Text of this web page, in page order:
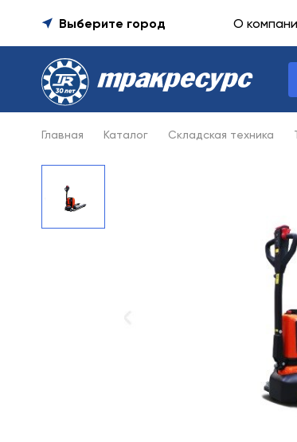
Выберите город О
Главная Каталог Складская техника